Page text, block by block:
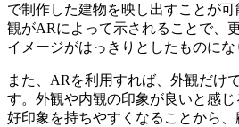
で制作した建物を映し出すことが
観がARによって示されることで、
イメージがはっきりとしたものにな
また、ARを利用すれば、外観だけ
す。外観や内観の印象が良いと感
好印象を持ちやすくなることから